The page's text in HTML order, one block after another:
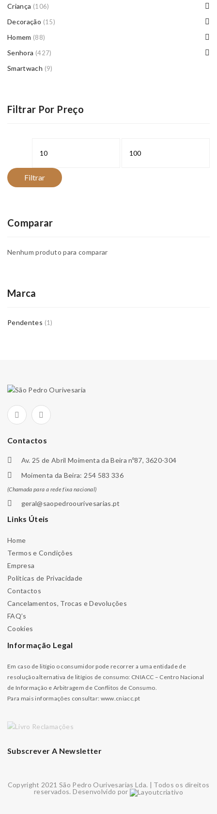
Criança (106)
Decoração (15)
Homem (88)
Senhora (427)
Smartwach (9)
Filtrar Por Preço
Filtrar
Comparar
Nenhum produto para comparar
Marca
Pendentes (1)
Contactos
Av. 25 de Abril Moimenta da Beira nº87, 3620-304
Moimenta da Beira: 254 583 336
(Chamada para a rede fixa nacional)
geral@saopedroourivesarias.pt
Links Úteis
Home
Termos e Condições
Empresa
Políticas de Privacidade
Contactos
Cancelamentos, Trocas e Devoluções
FAQ’s
Cookies
Informação Legal
Em caso de litígio o consumidor pode recorrer a uma entidade de
resolução alternativa de litígios de consumo: CNIACC – Centro Nacional
de Informação e Arbitragem de Conflitos de Consumo.
Para mais informações consultar: www.cniacc.pt
Subscrever A Newsletter
Copyright 2021 São Pedro Ourivesarias Lda. | Todos os direitos
reservados. Desenvolvido por